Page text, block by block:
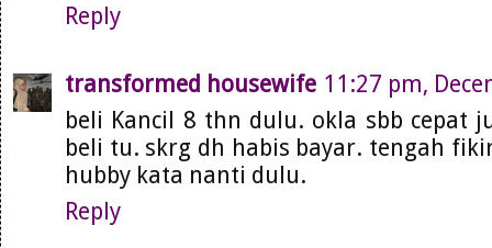
Reply
transformed housewife 11:27 pm,
beli Kancil 8 thn dulu. okla sbb cepat
beli tu. skrg dh habis bayar. tengah
hubby kata nanti dulu.
Reply